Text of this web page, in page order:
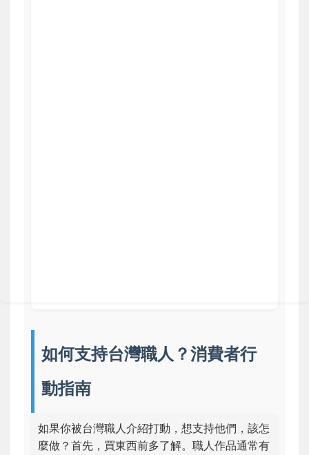
如何支持台灣職人？消費者行
動指南
如果你被台灣職人介紹打動，想支持他們，該怎
麼做？首先，買東西前多了解。職人作品通常有